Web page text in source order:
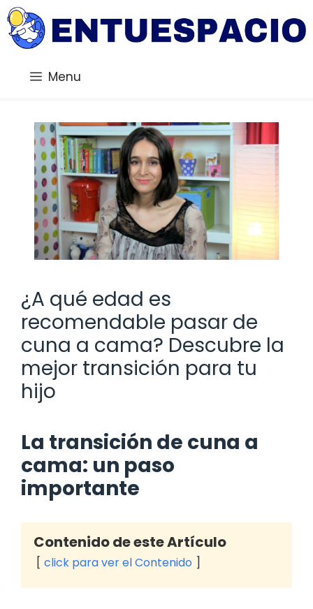
Saltar
al
contenido
Menu
¿A qué edad es
recomendable pasar de
cuna a cama? Descubre la
mejor transición para tu
hijo
La transición de cuna a
cama: un paso
importante
Contenido de este Artículo
click para ver el Contenido